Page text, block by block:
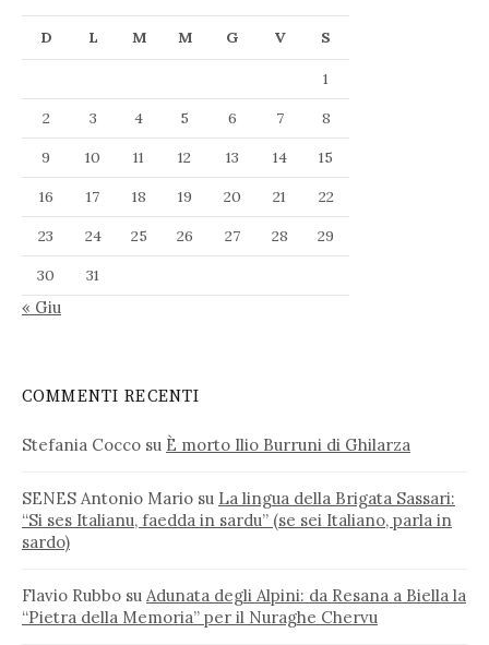
D L M M G V S
1
2
3 4 5 6 7
8
9
10 11 12 13 14
15
16
17 18 19 20 21
22
23
24 25 26 27 28
29
30
31
« Giu
COMMENTI RECENTI
Stefania Cocco su È morto Ilio Burruni di Ghilarza
SENES Antonio Mario su La lingua della Brigata Sassari:
“Si ses Italianu, faedda in sardu” (se sei Italiano, parla in
sardo)
Flavio Rubbo su Adunata degli Alpini: da Resana a Biella la
“Pietra della Memoria” per il Nuraghe Chervu